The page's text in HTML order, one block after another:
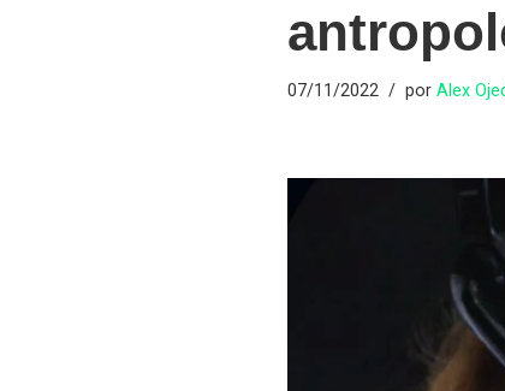
07/11/2022 por Alex